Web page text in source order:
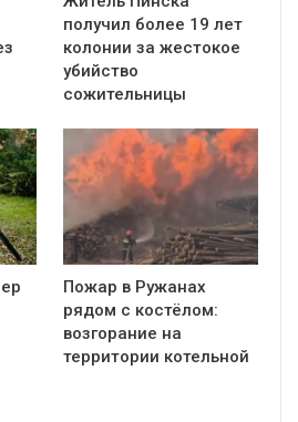
получил более 19 лет
колонии за жестокое
убийство
сожительницы
Пожар в Ружанах
рядом с костёлом:
возгорание на
территории котельной